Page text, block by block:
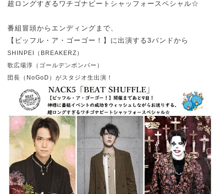
超ロングすぎるワチゴナビートシャッフォースペシャル☆
番組冒頭からエンディングまで、
【ビッフル・ア・ゴーゴー！】に出演する3バンドから
SHINPEI（BREAKERZ）
歌広場淳（ゴールデンボンバー）
団長（NoGoD）がスタジオ生出演！